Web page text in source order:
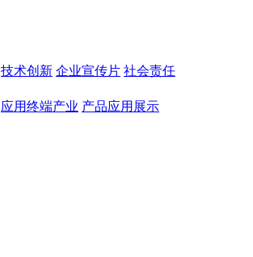
技术创新 企业宣传片 社会责任
应用终端产业 产品应用展示